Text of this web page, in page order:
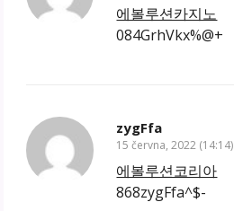
에볼루션카지노
084GrhVkx%@+
zygFfa
15 června, 2022 (14:14)
에볼루션코리아
868zygFfa^$-